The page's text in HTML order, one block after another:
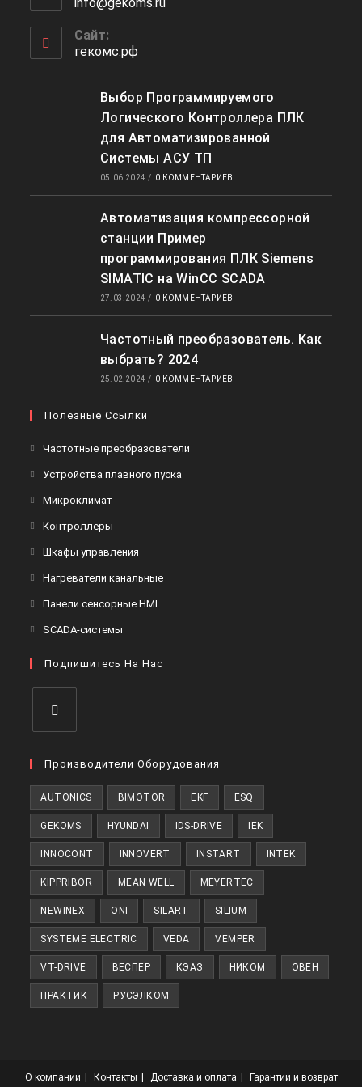
вашем
приложении
Сайт:
гекомс.рф
Выбор Программируемого
Логического Контроллера ПЛК
для Автоматизированной
Системы АСУ ТП
05.06.2024 / 0 КОММЕНТАРИЕВ
Автоматизация компрессорной
станции Пример
программирования ПЛК Siemens
SIMATIC на WinCC SCADA
27.03.2024 / 0 КОММЕНТАРИЕВ
Частотный преобразователь. Как
выбрать? 2024
25.02.2024 / 0 КОММЕНТАРИЕВ
Полезные Ссылки
Частотные преобразователи
Устройства плавного пуска
МикроклиматОткроется
вкладке
Контроллеры
вкладке
Шкафы управления
вкладке
Нагреватели канальныеОткроется
Панели сенсорные HMI
вкладке
SCADA-системы
новой
Подпишитесь На Нас
в
вкладке
Производители Оборудования
AUTONICS BIMOTOR EKF ESQ
GEKOMS HYUNDAI IDS-DRIVE IEK
INNOCONT INNOVERT INSTART INTEK
KIPPRIBOR MEAN WELL MEYERTEC
NEWINEX ONI SILART SILIUM
SYSTEME ELECTRIC VEDA VEMPER
VT-DRIVE ВЕСПЕР КЭАЗ НИКОМ ОВЕН
ПРАКТИК РУСЭЛКОМ
О компании Контакты Доставка и оплата Гарантии и возврат